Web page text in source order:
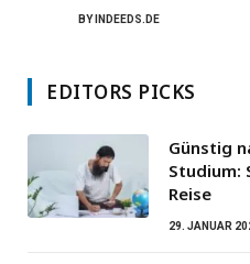
BY INDEEDS.DE
EDITORS PICKS
Günstig
Studium:
Reise
29. JANUAR